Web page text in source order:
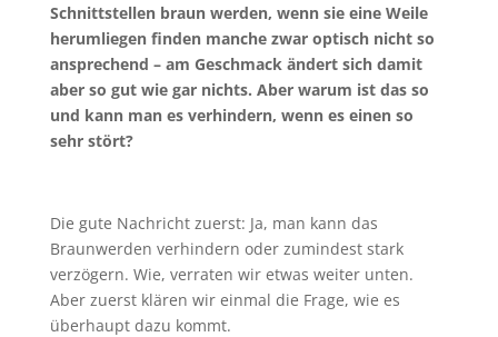
Schnittstellen braun werden, wenn sie eine Weile
herumliegen finden manche zwar optisch nicht so
ansprechend – am Geschmack ändert sich damit
aber so gut wie gar nichts. Aber warum ist das so
und kann man es verhindern, wenn es einen so
sehr stört?
Die gute Nachricht zuerst: Ja, man kann das
Braunwerden verhindern oder zumindest stark
verzögern. Wie, verraten wir etwas weiter unten.
Aber zuerst klären wir einmal die Frage, wie es
überhaupt dazu kommt.